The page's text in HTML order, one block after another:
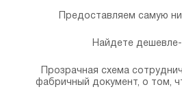
Предоставляем самую
Найдете дешевле-
Прозрачная схема
фабричный документ, о том,